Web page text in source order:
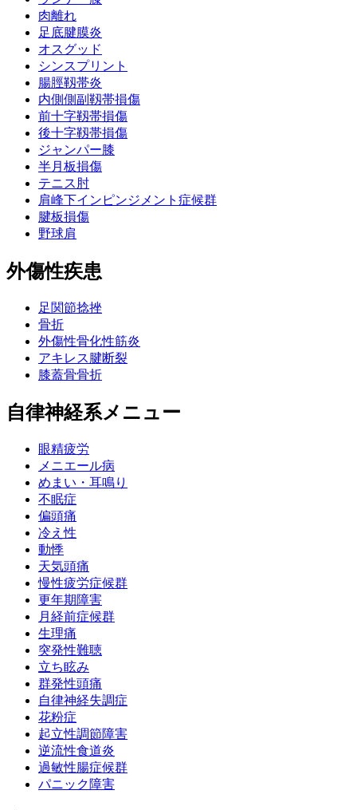
肉離れ
足底腱膜炎
オスグッド
シンスプリント
腸脛靱帯炎
内側側副靱帯損傷
前十字靱帯損傷
後十字靱帯損傷
ジャンパー膝
半月板損傷
テニス肘
肩峰下インピンジメント症候群
腱板損傷
野球肩
外傷性疾患
足関節捻挫
骨折
外傷性骨化性筋炎
アキレス腱断裂
膝蓋骨骨折
自律神経系メニュー
眼精疲労
メニエール病
めまい・耳鳴り
不眠症
偏頭痛
冷え性
動悸
天気頭痛
慢性疲労症候群
更年期障害
月経前症候群
生理痛
突発性難聴
立ち眩み
群発性頭痛
自律神経失調症
花粉症
起立性調節障害
逆流性食道炎
過敏性腸症候群
パニック障害